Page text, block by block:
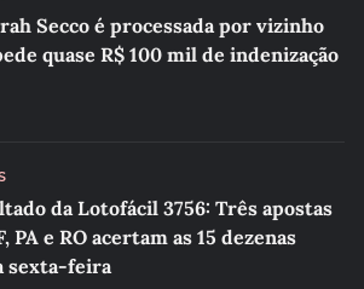
Secco é processada por vizinho
quase R$ 100 mil de indenização
da Lotofácil 3756: Três apostas
PA e RO acertam as 15 dezenas
sexta-feira